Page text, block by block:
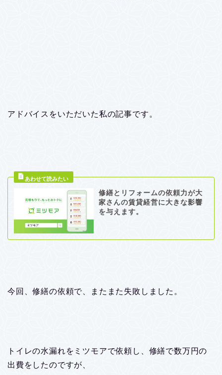
アドバイスをいただいた私の記事です。
修繕とリフォームの依頼力が大
家さんの賃貸経営に大きな影響
を与えます。
今回、修繕の依頼で、またまた失敗しました。
トイレの水漏れをミツモアで依頼し、修繕で数万円の
出費をしたのですが、